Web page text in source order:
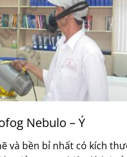
Nebulo – Ý
và bền bỉ nhất có kích